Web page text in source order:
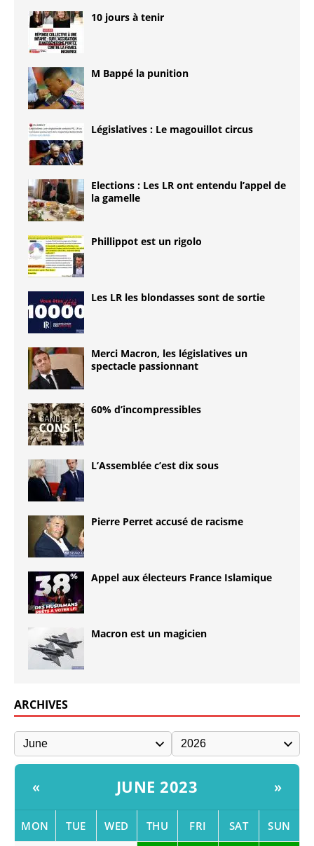
10 jours à tenir
M Bappé la punition
Législatives : Le magouillot circus
Elections : Les LR ont entendu l’appel de
la gamelle
Phillippot est un rigolo
Les LR les blondasses sont de sortie
Merci Macron, les législatives un
spectacle passionnant
60% d’incompressibles
L’Assemblée c’est dix sous
Pierre Perret accusé de racisme
Appel aux électeurs France Islamique
Macron est un magicien
ARCHIVES
« JUNE 2023 »
MON TUE WED THU FRI SAT SUN